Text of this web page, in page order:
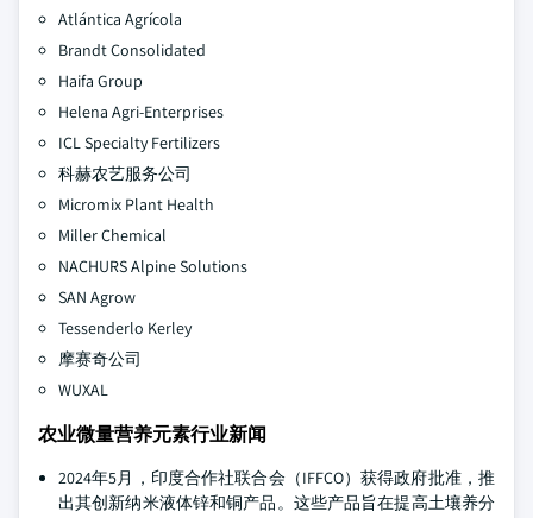
Atlántica Agrícola
Brandt Consolidated
Haifa Group
Helena Agri-Enterprises
ICL Specialty Fertilizers
科赫农艺服务公司
Micromix Plant Health
Miller Chemical
NACHURS Alpine Solutions
SAN Agrow
Tessenderlo Kerley
摩赛奇公司
WUXAL
农业微量营养元素行业新闻
2024年5月，印度合作社联合会（IFFCO）获得政府批准，推
出其创新纳米液体锌和铜产品。这些产品旨在提高土壤养分